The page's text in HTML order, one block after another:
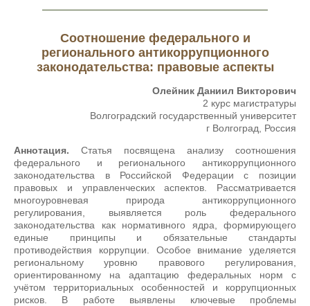
Соотношение федерального и
регионального антикоррупционного
законодательства: правовые аспекты
Олейник Даниил Викторович
2 курс магистратуры
Волгоградский государственный университет
г Волгоград, Россия
Аннотация. Статья посвящена анализу соотношения
федерального и регионального антикоррупционного
законодательства в Российской Федерации с позиции
правовых и управленческих аспектов. Рассматривается
многоуровневая природа антикоррупционного
регулирования, выявляется роль федерального
законодательства как нормативного ядра, формирующего
единые принципы и обязательные стандарты
противодействия коррупции. Особое внимание уделяется
региональному уровню правового регулирования,
ориентированному на адаптацию федеральных норм с
учётом территориальных особенностей и коррупционных
рисков. В работе выявлены ключевые проблемы